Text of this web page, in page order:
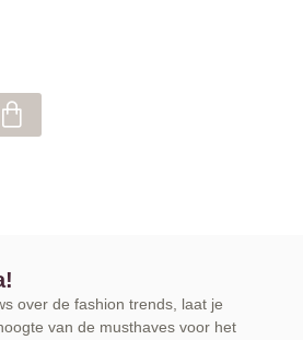
over de fashion trends, laat je
van de musthaves voor het